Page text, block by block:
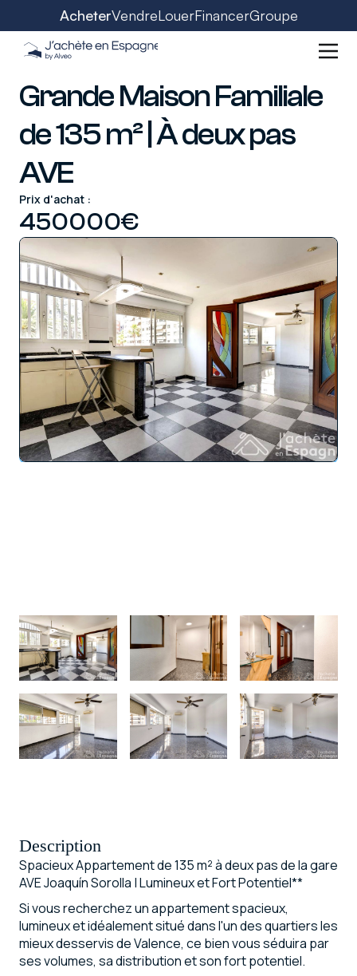
AcheterVendreLouerFinancerGroupe
Grande Maison Familiale
de 135 m² | À deux pas
AVE
Prix d'achat :
450000€
Description
Spacieux Appartement de 135 m² à deux pas de la gare
AVE Joaquín Sorolla | Lumineux et Fort Potentiel**
Si vous recherchez un appartement spacieux,
lumineux et idéalement situé dans l'un des quartiers les
mieux desservis de Valence, ce bien vous séduira par
ses volumes, sa distribution et son fort potentiel.